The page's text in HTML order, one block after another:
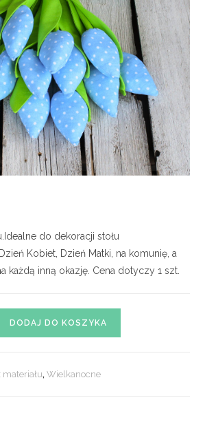
do dekoracji stołu
Kobiet, Dzień Matki, na komunię, a
każdą inną okazję. Cena dotyczy 1 szt.
DODAJ DO KOSZYKA
materiału,Wielkanocne